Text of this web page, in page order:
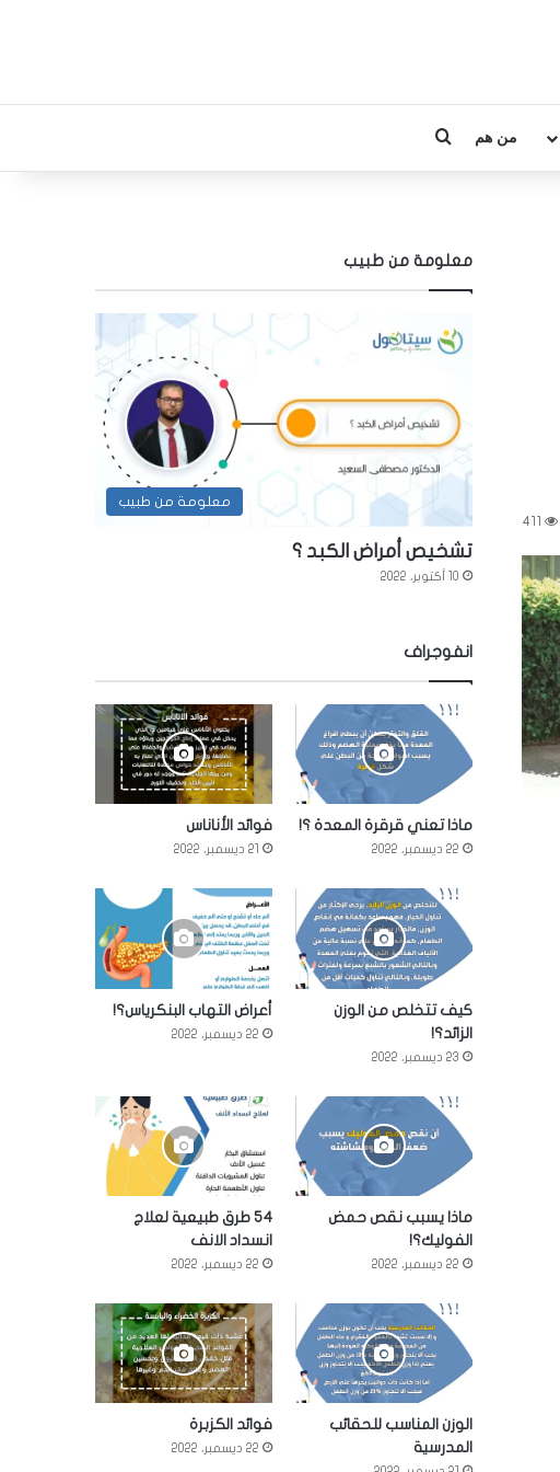
من هم
411
معلومة من طبيب
معلومة من طبيب
تشخيص أمراض الكبد ؟
10 أكتوبر، 2022
انفوجراف
ماذا تعني قرقرة المعدة ؟!
22 ديسمبر، 2022
فوائد الأناناس
21 ديسمبر، 2022
كيف تتخلص من الوزن
الزائد؟!
23 ديسمبر، 2022
أعراض التهاب البنكرياس؟!
22 ديسمبر، 2022
ماذا يسبب نقص حمض
الفوليك؟!
22 ديسمبر، 2022
54 طرق طبيعية لعلاج
انسداد الانف
22 ديسمبر، 2022
الوزن المناسب للحقائب
المدرسية
فوائد الكزبرة
22 ديسمبر، 2022